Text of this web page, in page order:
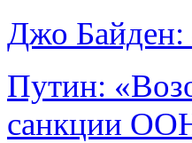
Джо Байден:
Путин:
санкции